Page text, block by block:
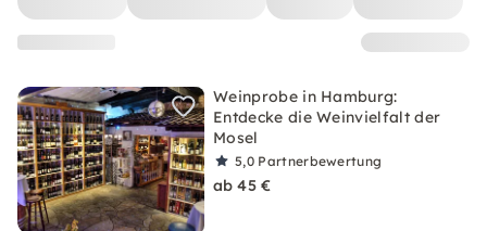
Weinprobe in Hamburg:
Entdecke die Weinvielfalt der
Mosel
5,0 Partnerbewertung
ab 45 €